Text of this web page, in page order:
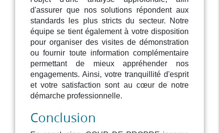
d'assurer que nos solutions répondent aux
standards les plus stricts du secteur. Notre
équipe se tient également à votre disposition
pour organiser des visites de démonstration
ou fournir toute information complémentaire
permettant de mieux appréhender nos
engagements. Ainsi, votre tranquillité d'esprit
et votre satisfaction sont au cœur de notre
démarche professionnelle.
Conclusion